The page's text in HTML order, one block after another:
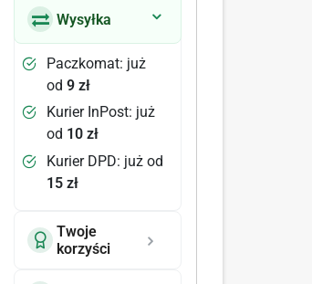
Wysyłka
Paczkomat: już
od9 zł
Kurier InPost: już
od 10 zł
Kurier DPD: już od
15 zł
Twoje
korzyści